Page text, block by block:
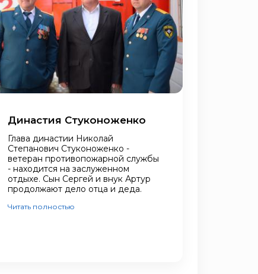
Династия Стуконоженко
Глава династии Николай
Степанович Стуконоженко -
ветеран противопожарной службы
- находится на заслуженном
отдыхе. Сын Сергей и внук Артур
продолжают дело отца и деда.
Читать полностью